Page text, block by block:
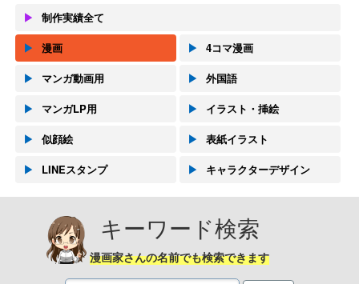
▶
制作実績全て
▶ 漫画 ▶ 4コマ漫画
▶ マンガ動画用 ▶ 外国語
▶ マンガLP用 ▶ イラスト・挿絵
▶ 似顔絵 ▶ 表紙イラスト
▶ LINEスタンプ ▶ キャラクターデザイン
キーワード検索
漫画家さんの名前でも検索できます